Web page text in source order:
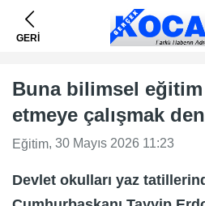
GERİ
Buna bilimsel
etmeye çalışmak
Eğitim, 30 Mayıs 2026 11:23
Devlet okulları yaz